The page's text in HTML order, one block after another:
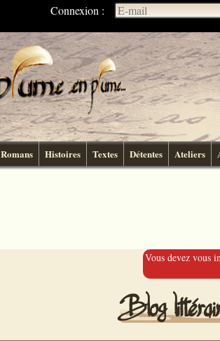
Connexion :
Romans Histoires Textes Détentes Ateliers
Vous devez vous
Blog